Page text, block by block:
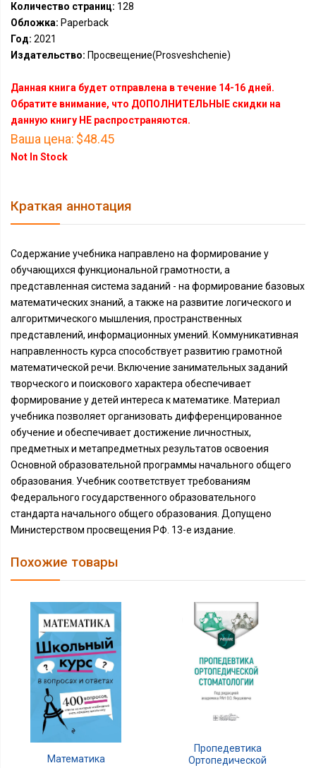
Количество страниц: 128
Обложка: Paperback
Год: 2021
Издательство: Просвещение(Prosveshchenie)
Данная книга будет отправлена в течение 14-16 дней.
Обратите внимание, что ДОПОЛНИТЕЛЬНЫЕ скидки на
данную книгу НЕ распространяются.
Ваша цена: $48.45
Not In Stock
Краткая аннотация
Содержание учебника направлено на формирование у
обучающихся функциональной грамотности, а
представленная система заданий - на формирование базовых
математических знаний, а также на развитие логического и
алгоритмического мышления, пространственных
представлений, информационных умений. Коммуникативная
направленность курса способствует развитию грамотной
математической речи. Включение занимательных заданий
творческого и поискового характера обеспечивает
формирование у детей интереса к математике. Материал
учебника позволяет организовать дифференцированное
обучение и обеспечивает достижение личностных,
предметных и метапредметных результатов освоения
Основной образовательной программы начального общего
образования. Учебник соответствует требованиям
Федерального государственного образовательного
стандарта начального общего образования. Допущено
Министерством просвещения РФ. 13-е издание.
Похожие товары
Математика
Пропедевтика
Ортопедической